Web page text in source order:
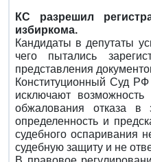
КC разрешил
избиркома.
Кандидаты в депутаты
чего пытались
представления
Конституционный Суд РФ
исключают
обжалования отказа в
определенность и
судебного оспаривания
судебную защиту и не